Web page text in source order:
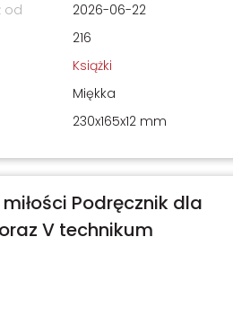
od
2026-06-22
216
Książki
Miękka
230x165x12 mm
Podręcznik dla
V technikum